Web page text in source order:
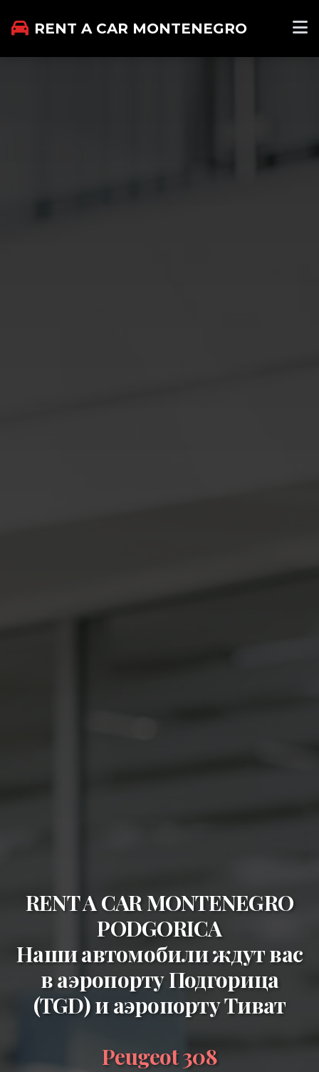
RENT A CAR MONTENEGRO
RENT A CAR MONTENEGRO
PODGORICA
Наши автомобили ждут вас
ваэропорту Подгорица
(TGD)иаэропорту Тиват
Peugeot 308